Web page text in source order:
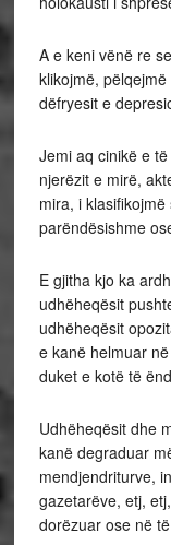
A e keni vënë re
klikojmë,
dëfryesit e
Jemi aq cinikë e
njerëzit e mirë,
mira, i
parëndësishme
E gjitha kjo ka
udhëheqësit
udhëheqësit
e kanë helmuar
duket e kotë të
Udhëheqësit dhe
kanë degraduar
mendjendriturve,
gazetarëve, etj,
dorëzuar ose në